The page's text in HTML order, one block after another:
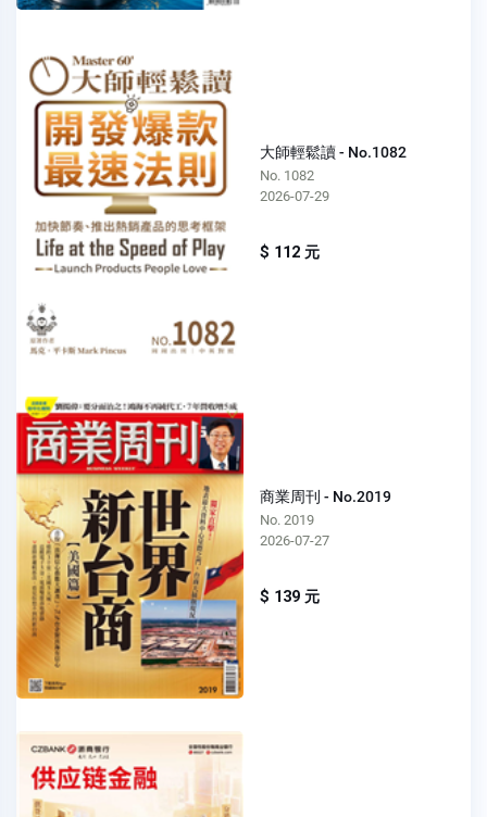
大師輕鬆讀 - No.1082
No. 1082
2026-07-29
$ 112 元
商業周刊 - No.2019
No. 2019
2026-07-27
$ 139 元